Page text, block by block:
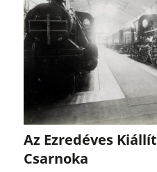
Az Ezredéves
Csarnoka